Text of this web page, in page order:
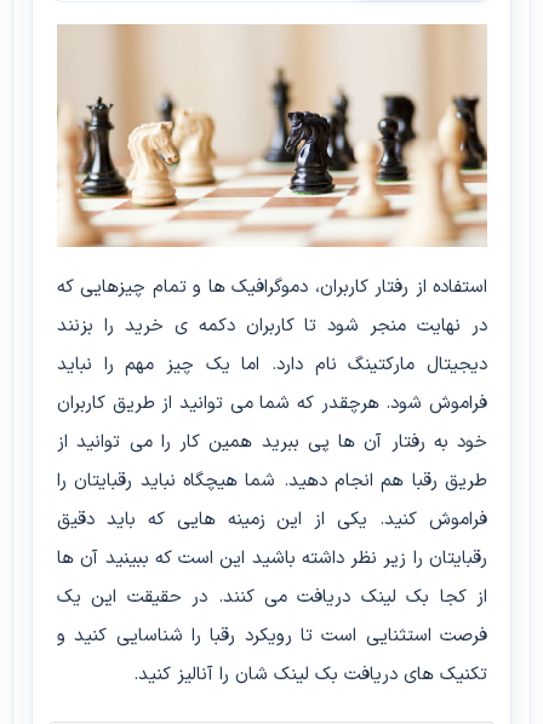
استفاده از رفتار کاربران، دموگرافیک ها و تمام چیزهایی که
در نهایت منجر شود تا کاربران دکمه ی خرید را بزنند
دیجیتال مارکتینگ نام دارد. اما یک چیز مهم را نباید
فراموش شود. هرچقدر که شما می توانید از طریق کاربران
خود به رفتار آن ها پی ببرید همین کار را می توانید از
طریق رقبا هم انجام دهید. شما هیچگاه نباید رقبایتان را
فراموش کنید. یکی از این زمینه هایی که باید دقیق
رقبایتان را زیر نظر داشته باشید این است که ببینید آن ها
از کجا بک لینک دریافت می کنند. در حقیقت این یک
فرصت استثنایی است تا رویکرد رقبا را شناسایی کنید و
تکنیک های دریافت بک لینک شان را آنالیز کنید.